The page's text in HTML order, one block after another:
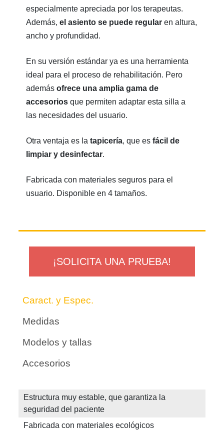
especialmente apreciada por los terapeutas.
Además,el asiento se puede regular en altura,
ancho y profundidad.
En su versión estándar ya es una herramienta
ideal para el proceso de rehabilitación. Pero
ademásofrece una amplia gama de
accesoriosque permiten adaptar esta silla a
las necesidades del usuario.
Otra ventaja es latapicería, que esfácil de
limpiar y desinfectar.
Fabricada con materiales seguros para el
usuario. Disponible en 4 tamaños.
¡SOLICITA UNA PRUEBA!
Caract. y Espec.
Medidas
Modelos y tallas
Accesorios
Estructura muy estable, que garantiza la
seguridad del paciente
Fabricada con materiales ecológicos